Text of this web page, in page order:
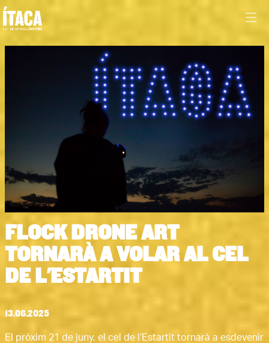
Diapositiva 1 de 1
FLOCK DRONE ART
TORNARÀ A VOLAR AL CEL
DE L'ESTARTIT
13.06.2025
El pròxim 21 de juny, el cel de l’Estartit tornarà a esdevenir